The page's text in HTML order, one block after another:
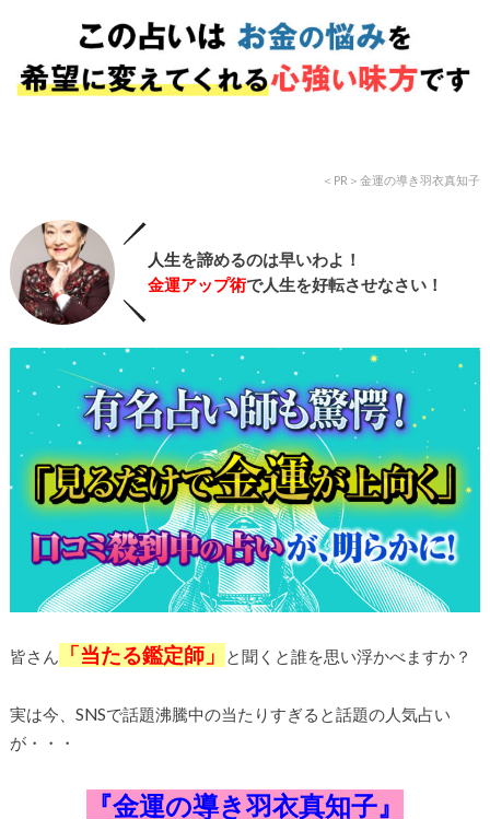
＜PR＞金運の導き羽衣真知子
人生を諦めるのは早いわよ！
金運アップ術で人生を好転させなさい！
皆さん 「当たる鑑定師」 と聞くと誰を思い浮かべますか？
実は今、SNSで話題沸騰中の当たりすぎると話題の人気占い
が・・・
『金運の導き羽衣真知子』